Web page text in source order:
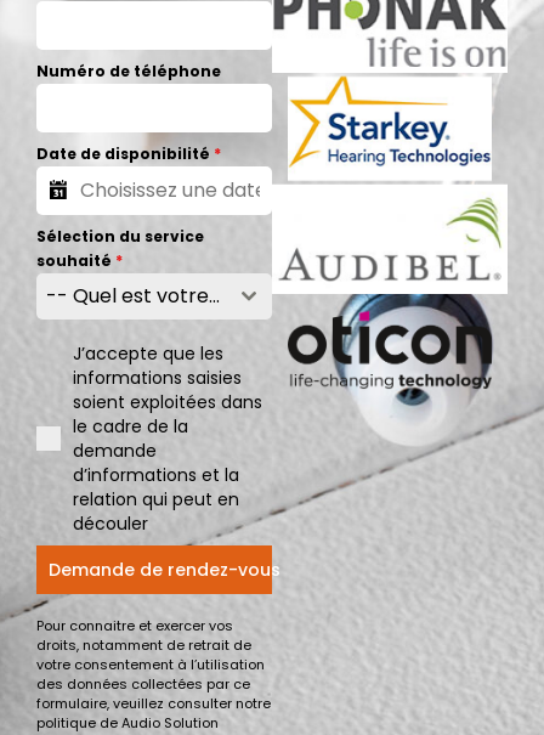
Numéro de téléphone
Date de disponibilité *
Sélection du service
souhaité *
-- Quel est votre besoin --
J’accepte que les
informations saisies
soient exploitées dans
le cadre de la
demande
d’informations et la
relation qui peut en
découler
Demande de rendez-vous
Pour connaitre et exercer vos
droits, notamment de retrait de
votre consentement à l’utilisation
des données collectées par ce
formulaire, veuillez consulter notre
politique de Audio Solution